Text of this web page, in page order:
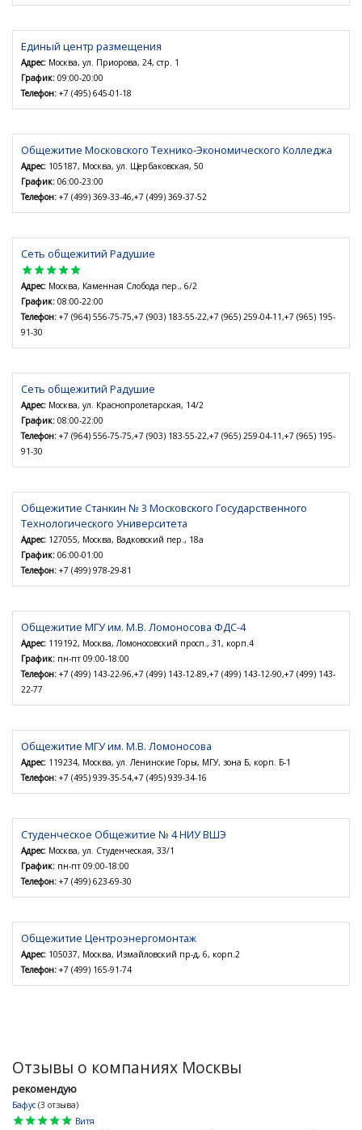
Единый центр размещения
Адрес: Москва, ул. Приорова, 24, стр. 1
График: 09:00-20:00
Телефон: +7 (495) 645-01-18
Общежитие Московского Технико-Экономического Колледжа
Адрес: 105187, Москва, ул. Щербаковская, 50
График: 06:00-23:00
Телефон: +7 (499) 369-33-46,+7 (499) 369-37-52
Сеть общежитий Радушие
star
star
star
star
star
Адрес: Москва, Каменная Слобода пер., 6/2
График: 08:00-22:00
Телефон: +7 (964) 556-75-75,+7 (903) 183-55-22,+7 (965) 259-04-11,+7 (965) 195-
91-30
Сеть общежитий Радушие
Адрес: Москва, ул. Краснопролетарская, 14/2
График: 08:00-22:00
Телефон: +7 (964) 556-75-75,+7 (903) 183-55-22,+7 (965) 259-04-11,+7 (965) 195-
91-30
Общежитие Станкин № 3 Московского Государственного
Технологического Университета
Адрес: 127055, Москва, Вадковский пер., 18а
График: 06:00-01:00
Телефон: +7 (499) 978-29-81
Общежитие МГУ им. М.В. Ломоносова ФДС-4
Адрес: 119192, Москва, Ломоносовский просп., 31, корп.4
График: пн-пт 09:00-18:00
Телефон: +7 (499) 143-22-96,+7 (499) 143-12-89,+7 (499) 143-12-90,+7 (499) 143-
22-77
Общежитие МГУ им. М.В. Ломоносова
Адрес: 119234, Москва, ул. Ленинские Горы, МГУ, зона Б, корп. Б-1
Телефон: +7 (495) 939-35-54,+7 (495) 939-34-16
Студенческое Общежитие № 4 НИУ ВШЭ
Адрес: Москва, ул. Студенческая, 33/1
График: пн-пт 09:00-18:00
Телефон: +7 (499) 623-69-30
Общежитие Центроэнергомонтаж
Адрес: 105037, Москва, Измайловский пр-д, 6, корп.2
Телефон: +7 (499) 165-91-74
Отзывы о компаниях Москвы
рекомендую
Бафус (3 отзыва)
star
star
star
star
star
Витя